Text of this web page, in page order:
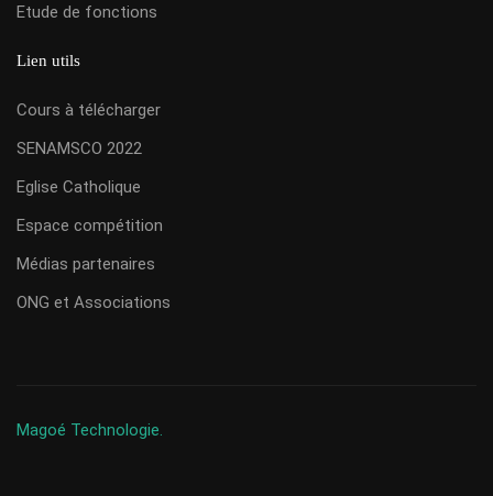
Etude de fonctions
Lien utils
Cours à télécharger
SENAMSCO 2022
Eglise Catholique
Espace compétition
Médias partenaires
ONG et Associations
Magoé Technologie.